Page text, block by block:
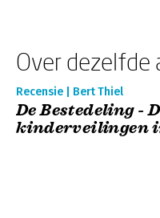
Over dezelfde
Recensie | Bert Thiel
De Bestedeling -
kinderveilingen